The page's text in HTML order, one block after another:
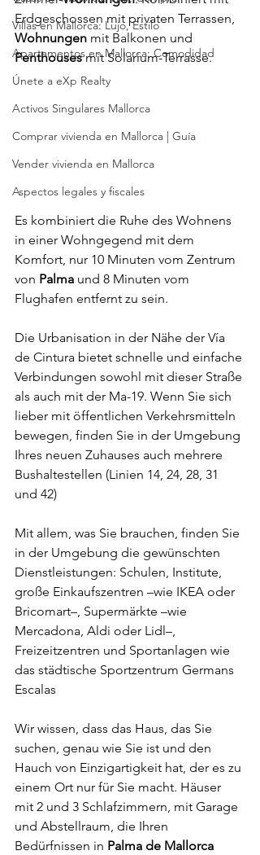
Villas en Mallorca: Lujo, Estilo
Apartamentos en Mallorca: Comodidad
Únete a eXp Realty
Activos Singulares Mallorca
Comprar vivienda en Mallorca | Guía
Vender vivienda en Mallorca
Aspectos legales y fiscales
Erdgeschossen mit privaten Terrassen,
Wohnungen mit Balkonen und
Penthouses mit Solarium-Terrasse.
Es kombiniert die Ruhe des Wohnens
in einer Wohngegend mit dem
Komfort, nur 10 Minuten vom Zentrum
von Palma und 8 Minuten vom
Flughafen entfernt zu sein.
Die Urbanisation in der Nähe der Vía
de Cintura bietet schnelle und einfache
Verbindungen sowohl mit dieser Straße
als auch mit der Ma-19. Wenn Sie sich
lieber mit öffentlichen Verkehrsmitteln
bewegen, finden Sie in der Umgebung
Ihres neuen Zuhauses auch mehrere
Bushaltestellen (Linien 14, 24, 28, 31
und 42)
Mit allem, was Sie brauchen, finden Sie
in der Umgebung die gewünschten
Dienstleistungen: Schulen, Institute,
große Einkaufszentren –wie IKEA oder
Bricomart–, Supermärkte –wie
Mercadona, Aldi oder Lidl–,
Freizeitzentren und Sportanlagen wie
das städtische Sportzentrum Germans
Escalas
Wir wissen, dass das Haus, das Sie
suchen, genau wie Sie ist und den
Hauch von Einzigartigkeit hat, der es zu
einem Ort nur für Sie macht. Häuser
mit 2 und 3 Schlafzimmern, mit Garage
und Abstellraum, die Ihren
Bedürfnissen in Palma de Mallorca